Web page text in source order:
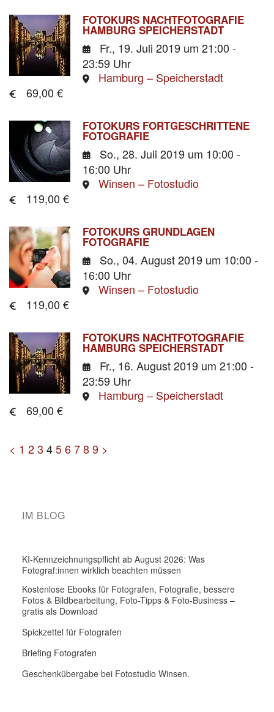
FOTOKURS NACHTFOTOGRAFIE
HAMBURG SPEICHERSTADT
Fr., 19. Juli 2019 um 21:00 -
23:59 Uhr
Hamburg – Speicherstadt
69,00 €
FOTOKURS FORTGESCHRITTENE
FOTOGRAFIE
So., 28. Juli 2019 um 10:00 -
16:00 Uhr
Winsen – Fotostudio
119,00 €
FOTOKURS GRUNDLAGEN
FOTOGRAFIE
So., 04. August 2019 um 10:00 -
16:00 Uhr
Winsen – Fotostudio
119,00 €
FOTOKURS NACHTFOTOGRAFIE
HAMBURG SPEICHERSTADT
Fr., 16. August 2019 um 21:00 -
23:59 Uhr
Hamburg – Speicherstadt
69,00 €
< 1 23 456789 >
IM BLOG
KI-Kennzeichnungspflicht ab August 2026: Was
Fotograf:innen wirklich beachten müssen
Kostenlose Ebooks für Fotografen, Fotografie, bessere
Fotos & Bildbearbeitung, Foto-Tipps & Foto-Business –
gratis als Download
Spickzettel für Fotografen
Briefing Fotografen
Geschenkübergabe bei Fotostudio Winsen.